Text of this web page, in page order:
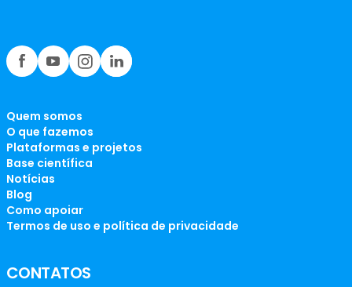
Quem somos
O que fazemos
Plataformas e projetos
Base científica
Notícias
Blog
Como apoiar
Termos de uso e política de privacidade
CONTATOS